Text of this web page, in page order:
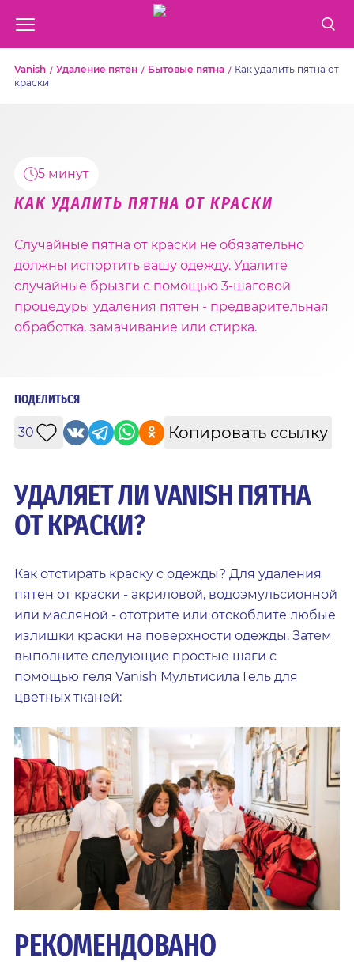
Vanish Удаление пятен Бытовые пятна
Как удалить пятна от
краски
5 минут
КАК УДАЛИТЬ ПЯТНА ОТ КРАСКИ
Случайные пятна от краски не обязательно
должны испортить вашу одежду. Удалите
случайные брызги с помощью 3-шаговой
процедуры удаления пятен - предварительная
обработка, замачивание или стирка.
ПОДЕЛИТЬСЯ
30 Копировать ссылку
УДАЛЯЕТ ЛИ VANISH ПЯТНА
ОТ КРАСКИ?
Как отстирать краску с одежды? Для удаления
пятен от краски - акриловой, водоэмульсионной
или масляной - ототрите или отскоблите любые
излишки краски на поверхности одежды. Затем
выполните следующие простые шаги с
помощью геля Vanish Мультисила Гель для
цветных тканей:
РЕКОМЕНДОВАНО